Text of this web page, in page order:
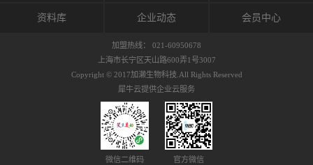
能会给皮肤带来过度的刺激，从而引起过敏瘙
者甚至提供不需要的物质。 因此，身体所需的
自然愈合能力不仅不能发挥作用，反而会造成
恶化的环境。Kinesio肌内效贴的作用，就是解
决这些问题。 KinesioTaping ® （Kinesio贴扎
疗法）的概念是空（空间），动（流动），冷
（抑制热的上升），为了实现这些，贴布的质
作出来。 特别地，Kinesio Medical
Tappling®（Kinesio医疗贴扎）通过从皮肤表面
长时间给予适...
周围进行轻柔的刺激，改善受影响的关节和肌
到辅助修复损伤组织的作用。对组织的营养供
膜，韧带和关节周围皮下组织的关节囊。 流
体力学理论加濑博士-Kinesio肌内效贴布的发明
人流体力学理论是以对日常生活产生反复影响
的纤细筋膜的性质为焦点。 筋膜容易受到外部
资料库 企业动态 会员中心
加盟热线： 021-60950678
上海市长宁区天山路600弄1号3007
Copyright © 2017加濑生物科技.All Rights Reserved
犀牛云提供企业云服务
微信二维码 官方微信